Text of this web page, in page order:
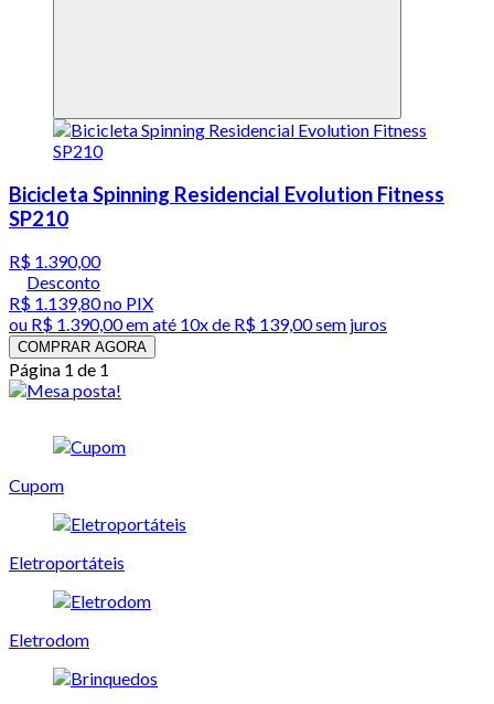
Bicicleta Spinning Residencial Evolution Fitness
SP210
R$ 1.390,00
Desconto
R$ 1.139,80no PIX
ou R$ 1.390,00em até 10x de R$ 139,00 sem juros
COMPRAR AGORA
Página 1 de 1
Cupom
Eletroportáteis
Eletrodom